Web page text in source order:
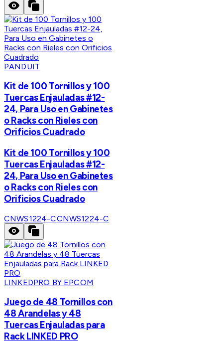
PANDUIT
Kit de 100 Tornillos y 100
Tuercas Enjauladas #12-
24, Para Uso en Gabinetes
o Racks con Rieles con
Orificios Cuadrado
Kit de 100 Tornillos y 100
Tuercas Enjauladas #12-
24, Para Uso en Gabinetes
o Racks con Rieles con
Orificios Cuadrado
CNWS1224-CCNWS1224-C
LINKEDPRO BY EPCOM
Juego de 48 Tornillos con
48 Arandelas y 48
Tuercas Enjauladas para
Rack LINKED PRO